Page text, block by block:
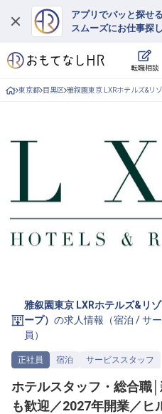
アプリでパッと探せる
スムーズにお仕事探し
転職相談
ログイン
求人・施設を探す
就職・転職 合同説明会
おもてなしHRについて
ご利用の流れ
よくある質問
採用をお考えの企
東京都 目黒区 雅叙園東京 LXRホテルズ&リ
雅叙園東京 LXRホテルズ&リ
ープ） の求人情報（宿泊 /サ
員 ）
正社員 宿泊 サービススタッフ
ホテルスタッフ・総合職
も歓迎／2027年開業／ヒ